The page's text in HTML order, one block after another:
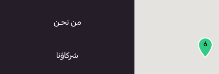
6
من نحـن
شركاؤنا